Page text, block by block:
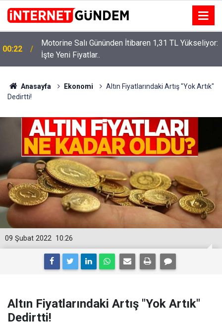
Motorine Salı Gününden İtibaren 1,31 TL Yükseliyor:
İşte Yeni Fiyatlar..
15:58
Neşet Ertaş’a “Bozkırın Tezenesi” Lakabını Kim
Verdi? Beyaz’la Joker Sorusunun Cevabı Merak
Edildi
Anasayfa Ekonomi
Altın Fiyatlarındaki Artış "Yok Artık"
Dedirtti!
10:26
09 Şubat 2022
Altın Fiyatlarındaki Artış "Yok Artık"
Dedirtti!